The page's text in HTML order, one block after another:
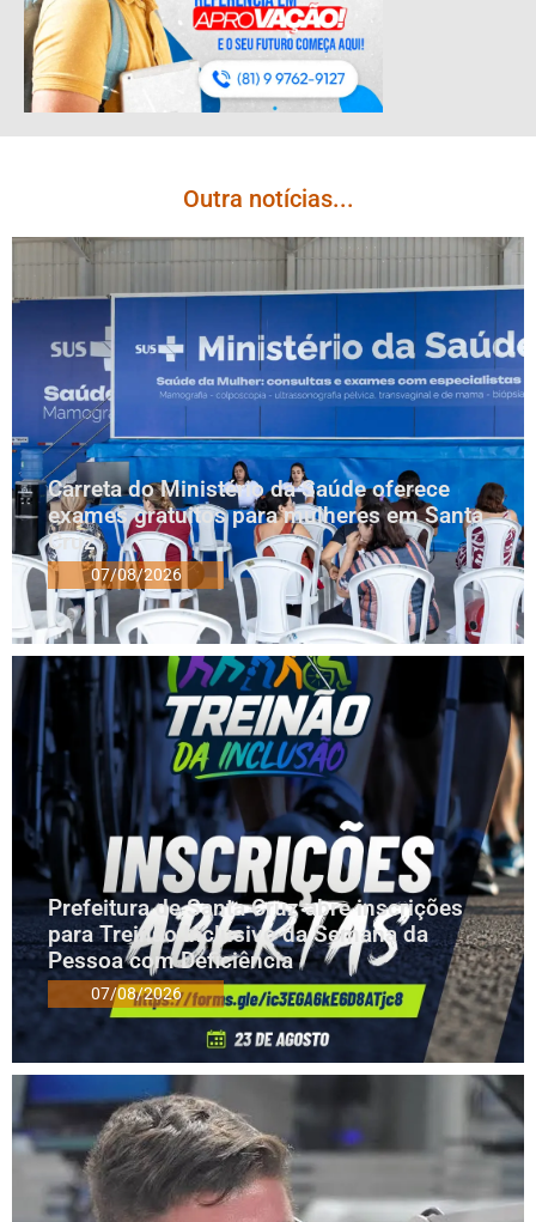
Outra notícias...
Carreta do Ministério da Saúde oferece
exames gratuitos para mulheres em Santa
Cruz
07/08/2026
Prefeitura de Santa Cruz abre inscrições
para Treinão Inclusivo da Semana da
Pessoa com Deficiência
07/08/2026